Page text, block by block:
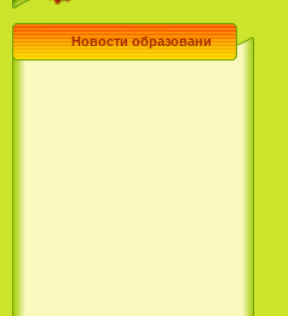
Новости образовани